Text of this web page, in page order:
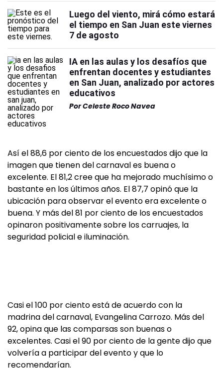
Luego del viento, mirá cómo estará
el tiempo en San Juan este viernes
7 de agosto
IA en las aulas y los desafíos que
enfrentan docentes y estudiantes
en San Juan, analizado por actores
educativos
PorCeleste Roco Navea
Así el 88,6 por ciento de los encuestados dijo que la
imagen que tienen del carnaval es buena o
excelente. El 81,2 cree que ha mejorado muchísimo o
bastante en los últimos años. El 87,7 opinó que la
ubicación para observar el evento era excelente o
buena. Y más del 81 por ciento de los encuestados
opinaron positivamente sobre los carruajes, la
seguridad policial e iluminación.
Casi el 100 por ciento está de acuerdo con la
madrina del carnaval, Evangelina Carrozo. Más del
92, opina que las comparsas son buenas o
excelentes. Casi el 90 por ciento de la gente dijo que
volvería a participar del evento y que lo
recomendarían.